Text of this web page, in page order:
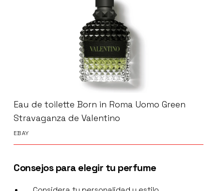
Eau de toilette Born in Roma Uomo Green
Stravaganza de Valentino
EBAY
Consejos para elegir tu perfume